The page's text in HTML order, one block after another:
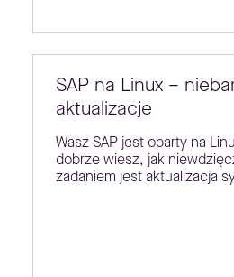
SAP na Linux –
aktualizacje
Wasz SAP jest oparty na
dobrze wiesz, jak
zadaniem jest aktualizacja